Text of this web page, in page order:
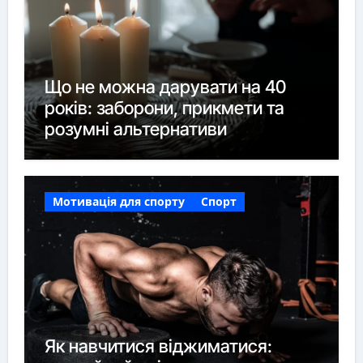
Що не можна дарувати на 40
років: заборони, прикмети та
розумні альтернативи
Мотивація для спорту Спорт
Як навчитися віджиматися: